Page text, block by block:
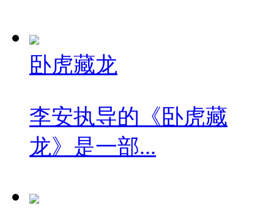
卧虎藏龙
李安执导的《卧虎藏
龙》是一部...